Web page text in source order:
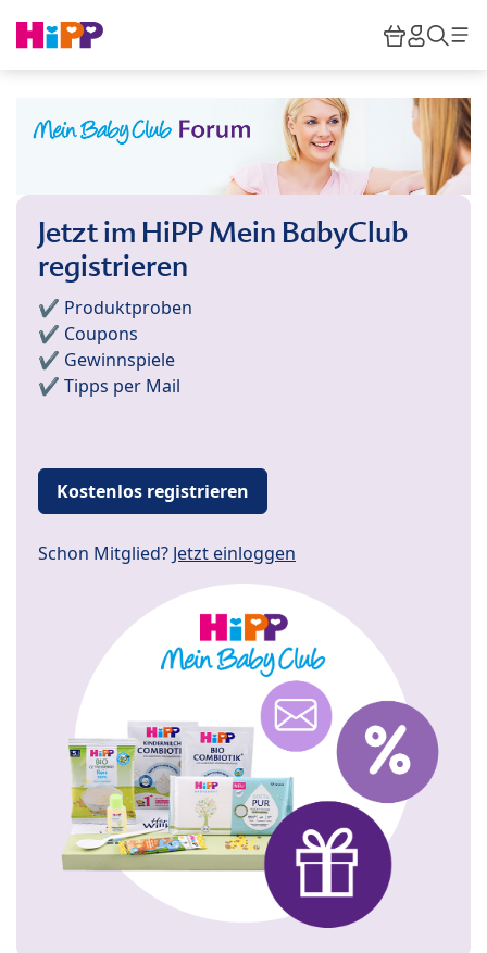
HiPP
Jetzt im HiPP Mein BabyClub
registrieren
✔️ Produktproben
✔️ Coupons
✔️ Gewinnspiele
✔️ Tipps per Mail
Kostenlos registrieren
Schon Mitglied? Jetzt einloggen